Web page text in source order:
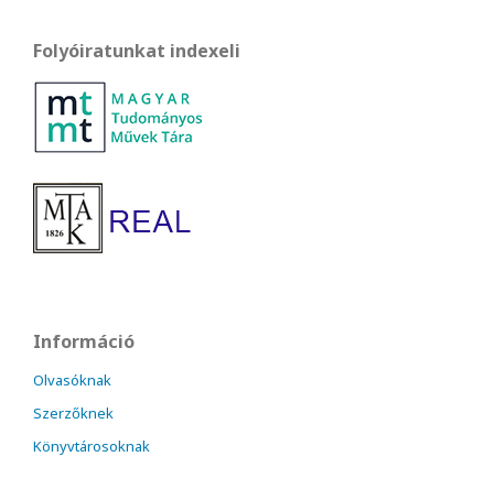
Folyóiratunkat indexeli
Információ
Olvasóknak
Szerzőknek
Könyvtárosoknak